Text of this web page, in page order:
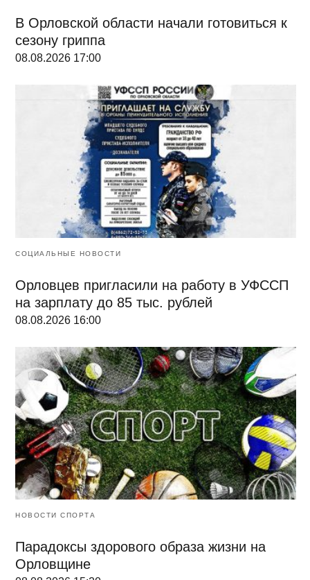
В Орловской области начали готовиться к
сезону гриппа
08.08.2026 17:00
СОЦИАЛЬНЫЕ НОВОСТИ
Орловцев пригласили на работу в УФССП
на зарплату до 85 тыс. рублей
08.08.2026 16:00
НОВОСТИ СПОРТА
Парадоксы здорового образа жизни на
Орловщине